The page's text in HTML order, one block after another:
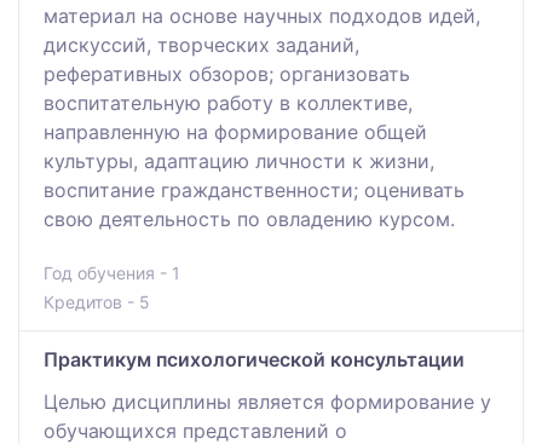
материал на основе научных подходов идей,
дискуссий, творческих заданий,
реферативных обзоров; организовать
воспитательную работу в коллективе,
направленную на формирование общей
культуры, адаптацию личности к жизни,
воспитание гражданственности; оценивать
свою деятельность по овладению курсом.
Год обучения - 1
Кредитов - 5
Практикум психологической консультации
Целью дисциплины является формирование у
обучающихся представлений о